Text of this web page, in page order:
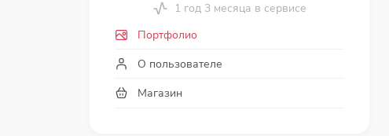
1 год 3 месяца в сервисе
Портфолио
О пользователе
Магазин